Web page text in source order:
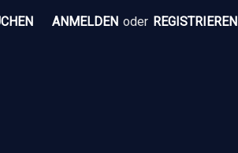
ANMELDEN oder REGISTRIEREN